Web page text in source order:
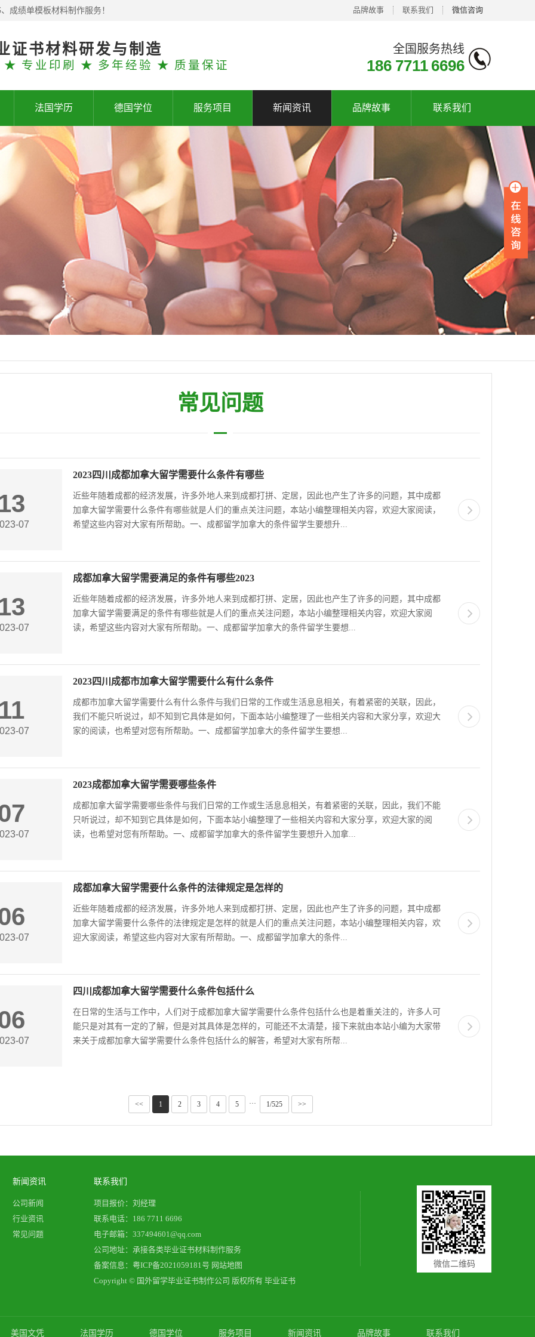
成绩单模板材料制作服务！ 品牌故事 联系我们 微信咨询
证书材料研发与制造
★ 专业印刷 ★ 多年经验 ★ 质量保证
全国服务热线
186 7711 6696
法国学历 德国学位 服务项目 新闻资讯 品牌故事 联系我们
常见问题
07
2023四川成都加拿大留学需要什么条件有哪些
近些年随着成都的经济发展，许多外地人来到成都打拼、定居，因此也产生了许多的问题，其中成都
加拿大留学需要什么条件有哪些就是人们的重点关注问题，本站小编整理相关内容，欢迎大家阅读，
希望这些内容对大家有所帮助。一、成都留学加拿大的条件留学生要想升...
07
成都加拿大留学需要满足的条件有哪些2023
近些年随着成都的经济发展，许多外地人来到成都打拼、定居，因此也产生了许多的问题，其中成都
加拿大留学需要满足的条件有哪些就是人们的重点关注问题，本站小编整理相关内容，欢迎大家阅
读，希望这些内容对大家有所帮助。一、成都留学加拿大的条件留学生要想...
07
2023四川成都市加拿大留学需要什么有什么条件
成都市加拿大留学需要什么有什么条件与我们日常的工作或生活息息相关，有着紧密的关联，因此，
我们不能只听说过，却不知到它具体是如何，下面本站小编整理了一些相关内容和大家分享，欢迎大
家的阅读，也希望对您有所帮助。一、成都留学加拿大的条件留学生要想...
07
2023成都加拿大留学需要哪些条件
成都加拿大留学需要哪些条件与我们日常的工作或生活息息相关，有着紧密的关联，因此，我们不能
只听说过，却不知到它具体是如何，下面本站小编整理了一些相关内容和大家分享，欢迎大家的阅
读，也希望对您有所帮助。一、成都留学加拿大的条件留学生要想升入加拿...
07
成都加拿大留学需要什么条件的法律规定是怎样的
近些年随着成都的经济发展，许多外地人来到成都打拼、定居，因此也产生了许多的问题，其中成都
加拿大留学需要什么条件的法律规定是怎样的就是人们的重点关注问题，本站小编整理相关内容，欢
迎大家阅读，希望这些内容对大家有所帮助。一、成都留学加拿大的条件...
07
四川成都加拿大留学需要什么条件包括什么
在日常的生活与工作中，人们对于成都加拿大留学需要什么条件包括什么也是着重关注的，许多人可
能只是对其有一定的了解，但是对其具体是怎样的，可能还不太清楚，接下来就由本站小编为大家带
来关于成都加拿大留学需要什么条件包括什么的解答，希望对大家有所帮...
<< 1 2 3 4 5 ··· 1/525 >>
新闻资讯
公司新闻
行业资讯
常见问题
联系我们
项目报价：刘经理
联系电话：186 7711 6696
电子邮箱：337494601@qq.com
公司地址：承接各类毕业证书材料制作服务
备案信息： 粤ICP备2021059181号 网站地图
Copyright © 国外留学毕业证书制作公司 版权所有 毕业证书
微信二维码
美国文凭 法国学历 德国学位 服务项目 新闻资讯 品牌故事 联系我们